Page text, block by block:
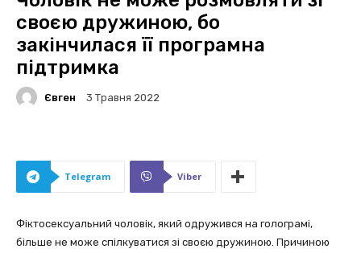
своєю дружиною, бо
закінчилася її програмна
підтримка
Євген 3 Травня 2022
Telegram Viber
Фіктосексуальний чоловік, який одружився на голограмі,
більше не може спілкуватися зі своєю дружиною. Причиною